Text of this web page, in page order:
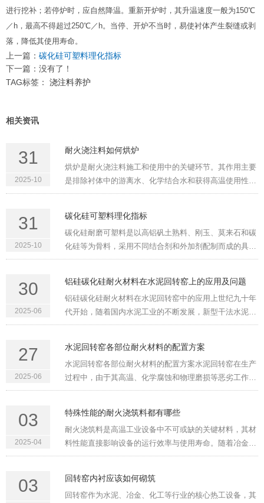
进行挖补；若停炉时，应自然降温。重新开炉时，其升温速度一般为150℃
／h，最高不得超过250℃／h。当停、开炉不当时，易使衬体产生裂缝或剥
落，降低其使用寿命。
上一篇： 碳化硅可塑料理化指标
下一篇：没有了！
TAG标签： 浇注料养护
相关资讯
31
2025-10
耐火浇注料如何烘炉
烘炉是耐火浇注料施工和使用中的关键环节。其作用主要
是排除衬体中的游离水、化学结合水和获得高温使用性
能。烘炉得当，能提高窑炉及热工设备的寿命，同时防治
纹，降低强度，严重时···
31
2025-10
碳化硅可塑料理化指标
碳化硅耐磨可塑料是以高铝矾土熟料、刚玉、莫来石和碳
化硅等为骨料，采用不同结合剂和外加剂配制而成的具有
高强耐磨性能的耐火材料，具有施工方便、可塑性好、耐
电厂循环流化床锅炉···
30
2025-06
铝硅碳化硅耐火材料在水泥回转窑上的应用及问题
铝硅碳化硅耐火材料在水泥回转窑中的应用上世纪九十年
代开始，随着国内水泥工业的不断发展，新型干法水泥窑
生产规模迅速扩大，回转窑生产越来越趋于大型化，
大，窑速加快，这都给窑用···
27
2025-06
水泥回转窑各部位耐火材料的配置方案
水泥回转窑各部位耐火材料的配置方案水泥回转窑在生产
过程中，由于其高温、化学腐蚀和物理磨损等恶劣工作环
境，需要使用多种耐火材料来保护窑体，延长其使用寿
风管、回转窑、窑门罩···
03
2025-04
特殊性能的耐火浇筑料都有哪些
耐火浇筑料是高温工业设备中不可或缺的关键材料，其材
料性能直接影响设备的运行效率与使用寿命。随着冶金、
化工、能源等领域对极端工况适应性要求的提高，传统耐
化学侵蚀及能耗问题···
03 回转窑内衬应该如何砌筑
回转窑作为水泥、冶金、化工等行业的核心热工设备，其